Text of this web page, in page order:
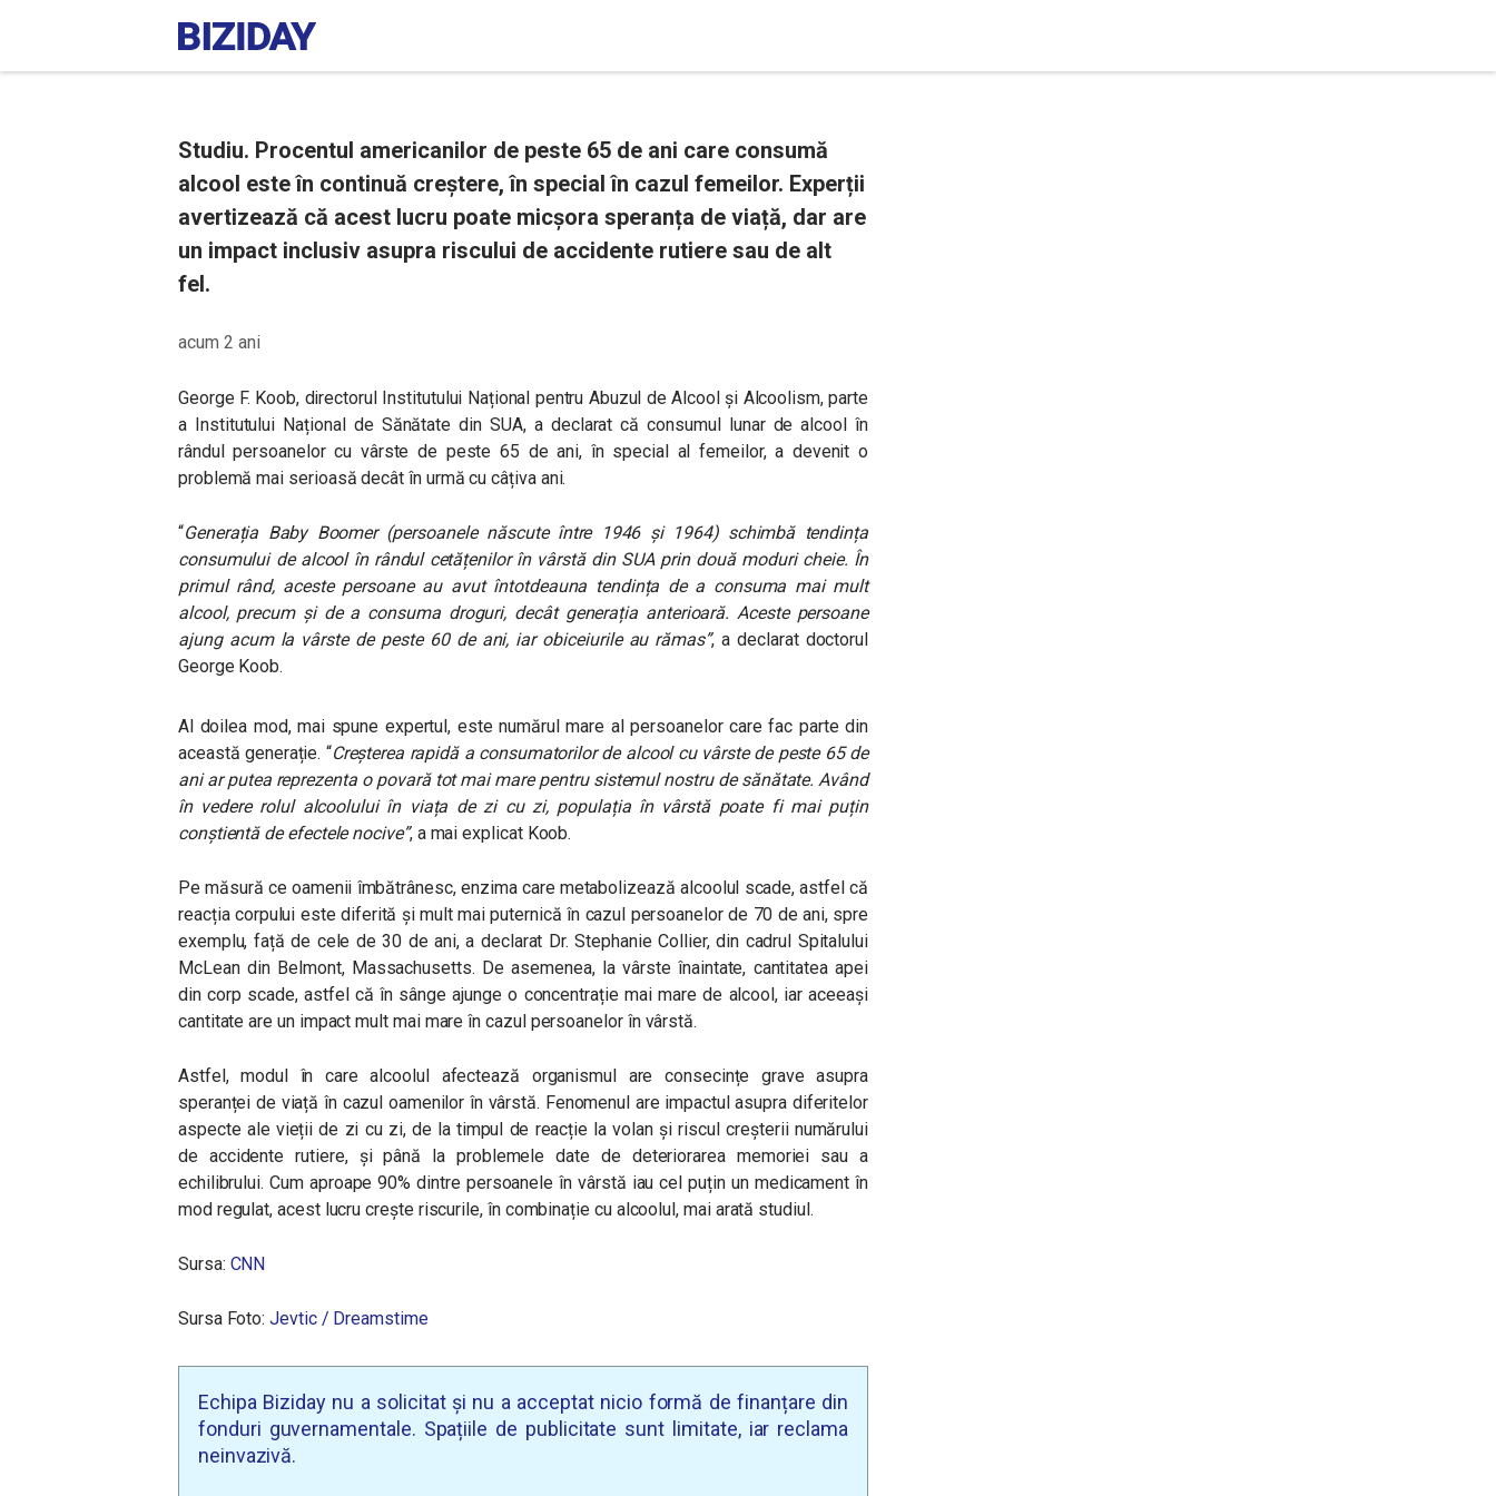
Studiu. Procentul americanilor de peste 65 de ani care consumă
alcool este în continuă creștere, în special în cazul femeilor. Experții
avertizează că acest lucru poate micșora speranța de viață, dar are
un impact inclusiv asupra riscului de accidente rutiere sau de alt
fel.
acum 2 ani
George F. Koob, directorul Institutului Național pentru Abuzul de Alcool și Alcoolism, parte
a Institutului Național de Sănătate din SUA, a declarat că consumul lunar de alcool în
rândul persoanelor cu vârste de peste 65 de ani, în special al femeilor, a devenit o
problemă mai serioasă decât în urmă cu câțiva ani.
“Generația Baby Boomer (persoanele născute între 1946 și 1964) schimbă tendința
consumului de alcool în rândul cetățenilor în vârstă din SUA prin două moduri cheie. În
primul rând, aceste persoane au avut întotdeauna tendința de a consuma mai mult
alcool, precum și de a consuma droguri, decât generația anterioară. Aceste persoane
ajung acum la vârste de peste 60 de ani, iar obiceiurile au rămas”, a declarat doctorul
George Koob.
Al doilea mod, mai spune expertul, este numărul mare al persoanelor care fac parte din
această generație. “Creșterea rapidă a consumatorilor de alcool cu vârste de peste 65 de
ani ar putea reprezenta o povară tot mai mare pentru sistemul nostru de sănătate. Având
în vedere rolul alcoolului în viața de zi cu zi, populația în vârstă poate fi mai puțin
conștientă de efectele nocive”, a mai explicat Koob.
Pe măsură ce oamenii îmbătrânesc, enzima care metabolizează alcoolul scade, astfel că
reacția corpului este diferită și mult mai puternică în cazul persoanelor de 70 de ani, spre
exemplu, față de cele de 30 de ani, a declarat Dr. Stephanie Collier, din cadrul Spitalului
McLean din Belmont, Massachusetts. De asemenea, la vârste înaintate, cantitatea apei
din corp scade, astfel că în sânge ajunge o concentrație mai mare de alcool, iar aceeași
cantitate are un impact mult mai mare în cazul persoanelor în vârstă.
Astfel, modul în care alcoolul afectează organismul are consecințe grave asupra
speranței de viață în cazul oamenilor în vârstă. Fenomenul are impactul asupra diferitelor
aspecte ale vieții de zi cu zi, de la timpul de reacție la volan și riscul creșterii numărului
de accidente rutiere, și până la problemele date de deteriorarea memoriei sau a
echilibrului. Cum aproape 90% dintre persoanele în vârstă iau cel puțin un medicament în
mod regulat, acest lucru crește riscurile, în combinație cu alcoolul, mai arată studiul.
Sursa: CNN
Sursa Foto:Jevtic / Dreamstime
Echipa Biziday nu a solicitat și nu a acceptat nicio formă de finanțare din
fonduri guvernamentale. Spațiile de publicitate sunt limitate, iar reclama
neinvazivă.